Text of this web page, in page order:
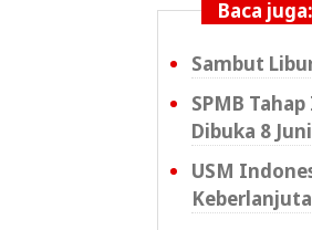
Baca juga:
Sambut
SPMB
Dibuka 8
USM